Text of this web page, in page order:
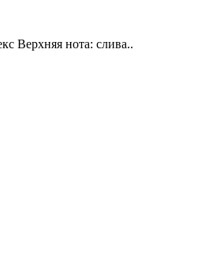
Верхняя нота: слива..